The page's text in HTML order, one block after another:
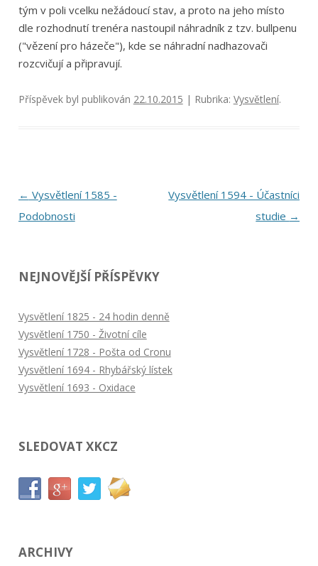
tým v poli vcelku nežádoucí stav, a proto na jeho místo
dle rozhodnutí trenéra nastoupil náhradník z tzv. bullpenu
("vězení pro házeče"), kde se náhradní nadhazovači
rozcvičují a připravují.
Příspěvek byl publikován 22.10.2015 | Rubrika: Vysvětlení.
Navigace
pro
← Vysvětlení 1585 -
Podobnosti
Vysvětlení 1594 - Účastníci
studie →
NEJNOVĚJŠÍ PŘÍSPĚVKY
Vysvětlení 1825 - 24 hodin denně
Vysvětlení 1750 - Životní cíle
Vysvětlení 1728 - Pošta od Cronu
Vysvětlení 1694 - Rhybářský lístek
Vysvětlení 1693 - Oxidace
SLEDOVAT XKCZ
ARCHIVY